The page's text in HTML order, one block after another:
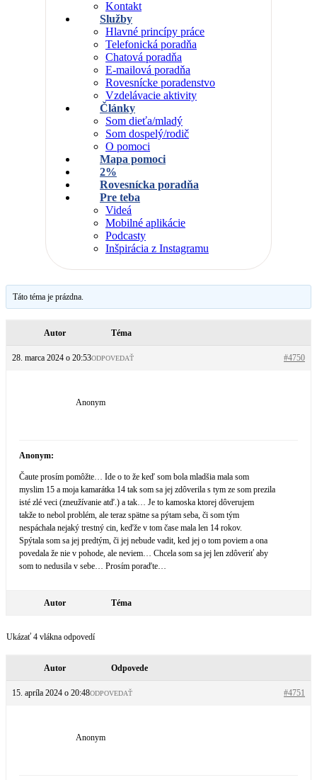
Kontakt
Služby
Hlavné princípy práce
Telefonická poradňa
Chatová poradňa
E-mailová poradňa
Rovesnícke poradenstvo
Vzdelávacie aktivity
Články
Som dieťa/mladý
Som dospelý/rodič
O pomoci
Mapa pomoci
2%
Rovesnícka poradňa
Pre teba
Videá
Mobilné aplikácie
Podcasty
Inšpirácia z Instagramu
Táto téma je prázdna.
Autor Téma
28. marca 2024 o 20:53 #4750
ODPOVEDAŤ
Anonym
Anonym:
Čaute prosím pomôžte… Ide o to že keď som bola mladšia mala som
myslim 15 a moja kamarátka 14 tak som sa jej zdôverila s tym ze som prezila
isté zlé veci (zneužívanie atď.) a tak… Je to kamoska ktorej dôverujem
takže to nebol problém, ale teraz spätne sa pýtam seba, či som tým
nespáchala nejaký trestný cin, keďže v tom čase mala len 14 rokov.
Spýtala som sa jej predtým, či jej nebude vadit, ked jej o tom poviem a ona
povedala že nie v pohode, ale neviem… Chcela som sa jej len zdôveriť aby
som to nedusila v sebe… Prosím poraďte…
Autor Téma
Ukázať 4 vlákna odpovedí
Autor Odpovede
15. apríla 2024 o 20:48 #4751
ODPOVEDAŤ
Anonym